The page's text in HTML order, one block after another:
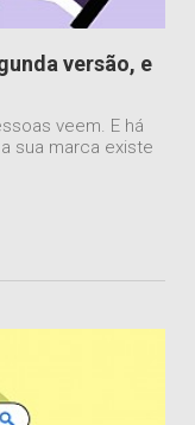
versão, e
veem. E há
sua marca existe